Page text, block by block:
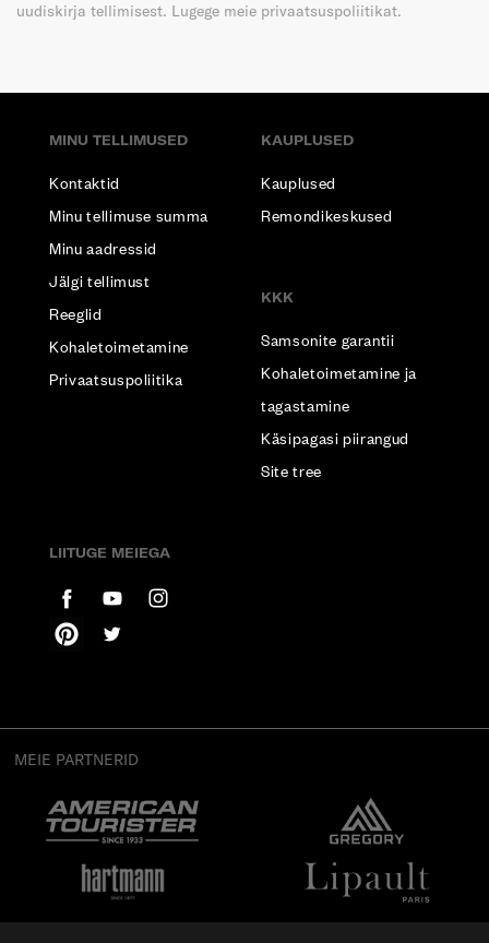
uudiskirja tellimisest. Lugege meie privaatsuspoliitikat.
MINU TELLIMUSED
Kontaktid
Minu tellimuse summa
Minu aadressid
Jälgi tellimust
Reeglid
Kohaletoimetamine
Privaatsuspoliitika
KAUPLUSED
Kauplused
Remondikeskused
KKK
Samsonite garantii
Kohaletoimetamine ja
tagastamine
Käsipagasi piirangud
Site tree
LIITUGE MEIEGA
MEIE PARTNERID